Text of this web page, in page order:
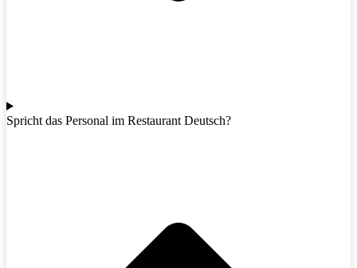
Spricht das Personal im Restaurant Deutsch?